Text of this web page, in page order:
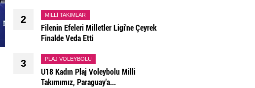
2 MILLI TAKIMLAR
Filenin Efeleri Milletler Ligi'ne Çeyrek
Finalde Veda Etti
3 PLAJ VOLEYBOLU
U18 Kadın Plaj Voleybolu Milli
Takımımız, Paraguay'a...